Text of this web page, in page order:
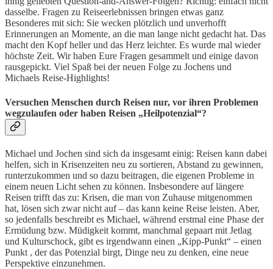
dasselbe. Fragen zu Reiseerlebnissen bringen etwas ganz
Besonderes mit sich: Sie wecken plötzlich und unverhofft
Erinnerungen an Momente, an die man lange nicht gedacht hat. Das
macht den Kopf heller und das Herz leichter. Es wurde mal wieder
höchste Zeit. Wir haben Eure Fragen gesammelt und einige davon
rausgepickt. Viel Spaß bei der neuen Folge zu Jochens und
Michaels Reise-Highlights!
Versuchen Menschen durch Reisen nur, vor ihren Problemen
wegzulaufen oder haben Reisen „Heilpotenzial“?
Michael und Jochen sind sich da insgesamt einig: Reisen kann dabei
helfen, sich in Krisenzeiten neu zu sortieren, Abstand zu gewinnen,
runterzukommen und so dazu beitragen, die eigenen Probleme in
einem neuen Licht sehen zu können. Insbesondere auf längere
Reisen trifft das zu: Krisen, die man von Zuhause mitgenommen
hat, lösen sich zwar nicht auf – das kann keine Reise leisten. Aber,
so jedenfalls beschreibt es Michael, während erstmal eine Phase der
Ermüdung bzw. Müdigkeit kommt, manchmal gepaart mit Jetlag
und Kulturschock, gibt es irgendwann einen „Kipp-Punkt“ – einen
Punkt , der das Potenzial birgt, Dinge neu zu denken, eine neue
Perspektive einzunehmen.